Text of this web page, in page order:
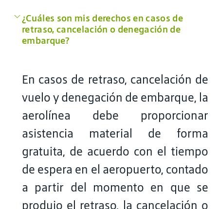
¿Cuáles son mis derechos en casos de
retraso, cancelación o denegación de
embarque?
En casos de retraso, cancelación de
vuelo y denegación de embarque, la
aerolínea debe proporcionar
asistencia material de forma
gratuita, de acuerdo con el tiempo
de espera en el aeropuerto, contado
a partir del momento en que se
produjo el retraso, la cancelación o